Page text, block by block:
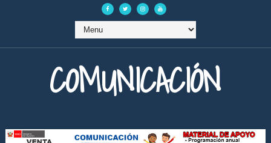
COMUNICACIÓN